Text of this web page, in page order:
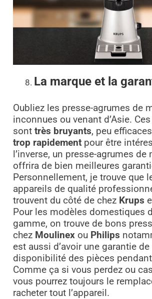
La marque et la
Oubliez les presse-agrumes de
inconnues ou venant d’Asie.
sont très bruyants, peu
trop rapidementpour être
l’inverse, un presse-agrumes de
offrira de bien meilleures
Personnellement, je trouve que
appareils de qualité
trouvent du côté de chezKrups
Pour les modèles domestiques
gamme, on trouve de bons
chez Moulinex ouPhilips
est aussi d’avoir une garantie de
disponibilité des pièces
Comme ça si vous perdez ou
vous pourrez toujours le
racheter tout l’appareil.